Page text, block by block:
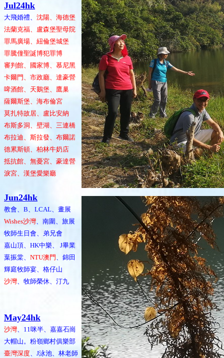
Jul24hk
大飛婚禮、 沈陽、海德堡
法蘭克福、盧森堡聖母院
罪馬廣場、紐倫堡城堡
罪騰僮聖誕博犯罪博
審判館、國家博、慕尼黑
卡爾門、市政廳、達豪營
啤酒館、天鵝堡、鷹巢
薩爾斯堡、海布倫宮
莫扎特故居、盧比安納
布斯多洞、壁湖、三連橋
布拉迪、斯拉發、布爾諾
德累斯頓、柏林牛奶店
抵抗館、無憂宮、豪達營
淚宮、漢堡愛樂廳
Jun24hk
教會、B、LCAL、畫展
Wishes沙灣、南圍、旅展
牧師生日會、弟兄會
嘉山頂、HK中樂、 J畢業
葉振棠、 NTU澳門 、錦田
輝庭牧師宴、格仔山
沙灣、牧師榮休、汀九
May24hk
沙灣、11咪半、嘉嘉石崗
大帽山。粉嶺鄉村俱樂部
臺灣深度、J泳池、林老師